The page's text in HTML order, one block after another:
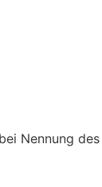
Nennung